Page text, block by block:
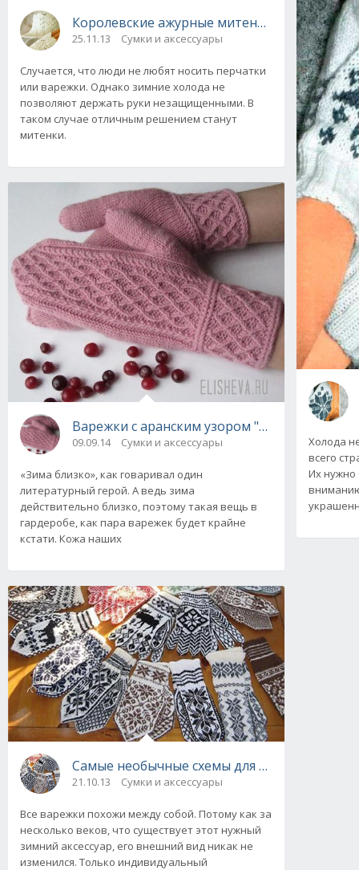
Королевские ажурные митенки и
25.11.13 Сумки и аксессуары
Случается, что люди не любят носить перчатки
или варежки. Однако зимние холода не
позволяют держать руки незащищенными. В
таком случае отличным решением станут
митенки.
Варежки с аранским узором "Дороти",
09.09.14 Сумки и аксессуары
«Зима близко», как говаривал один
литературный герой. А ведь зима
действительно близко, поэтому такая вещь в
гардеробе, как пара варежек будет крайне
кстати. Кожа наших
Самые необычные схемы для вязания
21.10.13 Сумки и аксессуары
Все варежки похожи между собой. Потому как за
несколько веков, что существует этот нужный
зимний аксессуар, его внешний вид никак не
изменился. Только индивидуальный
Холода
всего
Их нужно